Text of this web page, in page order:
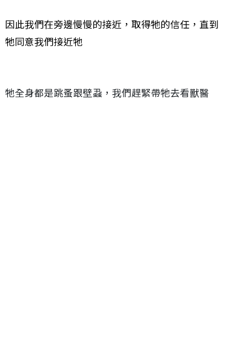
因此我們在旁邊慢慢的接近，取得牠的信任，直到
牠同意我們接近牠
牠全身都是跳蚤跟壁蝨，我們趕緊帶牠去看獸醫